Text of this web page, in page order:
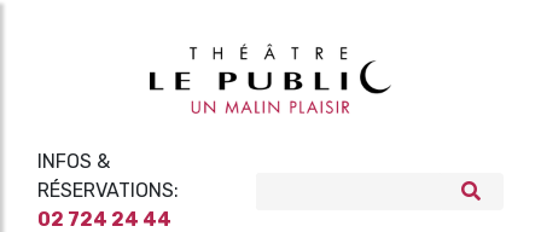
INFOS &
RÉSERVATIONS:
02 724 24 44